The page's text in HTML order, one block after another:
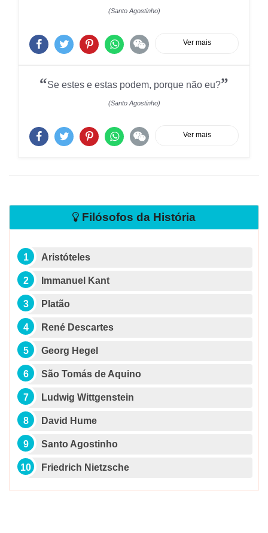
(Santo Agostinho)
Ver mais
“Se estes e estas podem, porque não eu?”
(Santo Agostinho)
Ver mais
Filósofos da História
Aristóteles
Immanuel Kant
Platão
René Descartes
Georg Hegel
São Tomás de Aquino
Ludwig Wittgenstein
David Hume
Santo Agostinho
Friedrich Nietzsche